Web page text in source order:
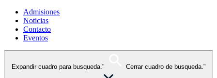
Admisiones
Noticias
Contacto
Eventos
Expandir cuadro para busqueda." Cerrar cuadro de busqueda."